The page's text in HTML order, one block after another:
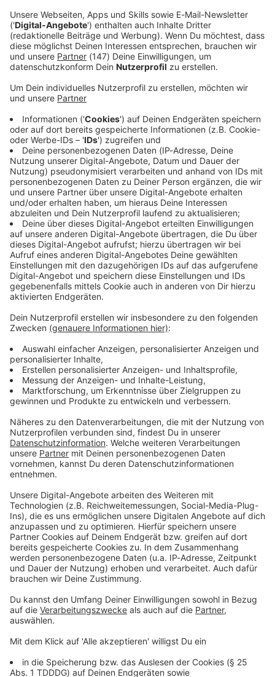
Immer auf dem Laufenden
bleiben!
Verpass' nichts mehr - mit unserem kostenlosen
ANTENNE BAYERN Newsletter. Ob Nachrichten,
Lifestyle oder unsere neuesten Aktionen - wir
informieren dich.
Zum Newsletter anmelden
Du möchtest uns etwas sagen?
Studio Hotline
Kontaktformular
Sprachnachricht
© dpa-infocom, dpa:260121-930-575613/1